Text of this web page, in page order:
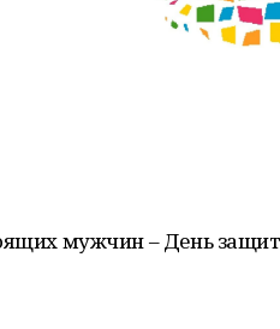
мужчин – День